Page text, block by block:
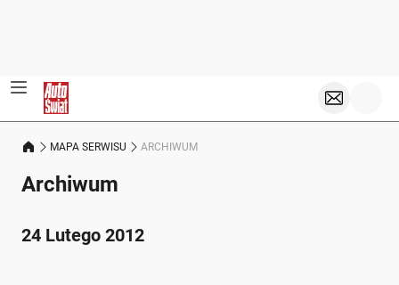
MAPA SERWISU ARCHIWUM
Archiwum
24 Lutego 2012